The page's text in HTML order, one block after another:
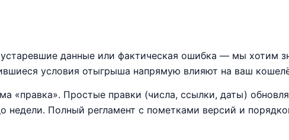
данные или фактическая ошибка — мы хотим
условия отыгрыша напрямую влияют на ваш
«правка». Простые правки (числа, ссылки, даты)
Полный регламент с пометками версий и